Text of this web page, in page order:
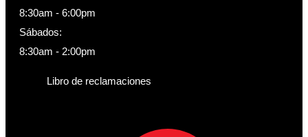
8:30am - 6:00pm
Sábados:
8:30am - 2:00pm
Libro de reclamaciones